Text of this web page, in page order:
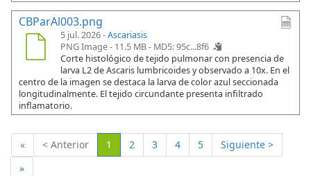
CBParAl003.png
5 jul. 2026 -Ascariasis
PNG Image - 11.5 MB - MD5: 95c...8f6
Corte histológico de tejido pulmonar con presencia de
larva L2 de Ascaris lumbricoides y observado a 10x. En el
centro de la imagen se destaca la larva de color azul seccionada
longitudinalmente. El tejido circundante presenta infiltrado
inflamatorio.
« < Anterior 1 (Actual)
2 3 4 5
Siguiente >
»